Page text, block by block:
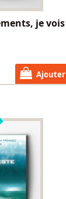
je vois
Ajouter